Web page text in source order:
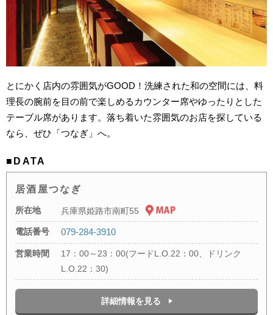
とにかく店内の雰囲気がGOOD！洗練された和の空間には、料
理長の腕前を目の前で楽しめるカウンター席やゆったりとした
テーブル席があります。落ち着いた雰囲気のお店を探している
なら、ぜひ「つなぎ」へ。
■DATA
居酒屋つなぎ
所在地 兵庫県姫路市南町55
電話番号 079-284-3910
営業時間
17：00～23：00(フードL.O.22：00、ドリンク
L.O.22：30)
詳細情報を見る